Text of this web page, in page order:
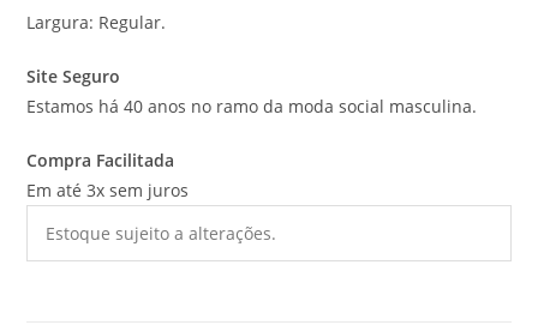
Largura: Regular.
Site Seguro
Estamos há 40 anos no ramo da moda social masculina.
Compra Facilitada
Em até 3x sem juros
Estoque sujeito a alterações.